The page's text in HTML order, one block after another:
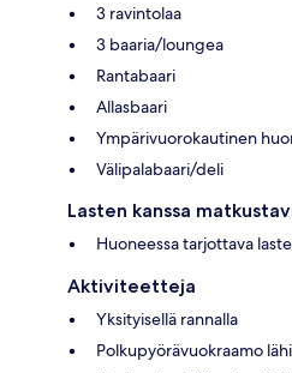
3 ravintolaa
3 baaria/loungea
Rantabaari
Allasbaari
Ympärivuorokautinen
Välipalabaari/deli
Lasten kanssa
Huoneessa tarjottava
Aktiviteetteja
Yksityisellä rannalla
Polkupyörävuokraamo